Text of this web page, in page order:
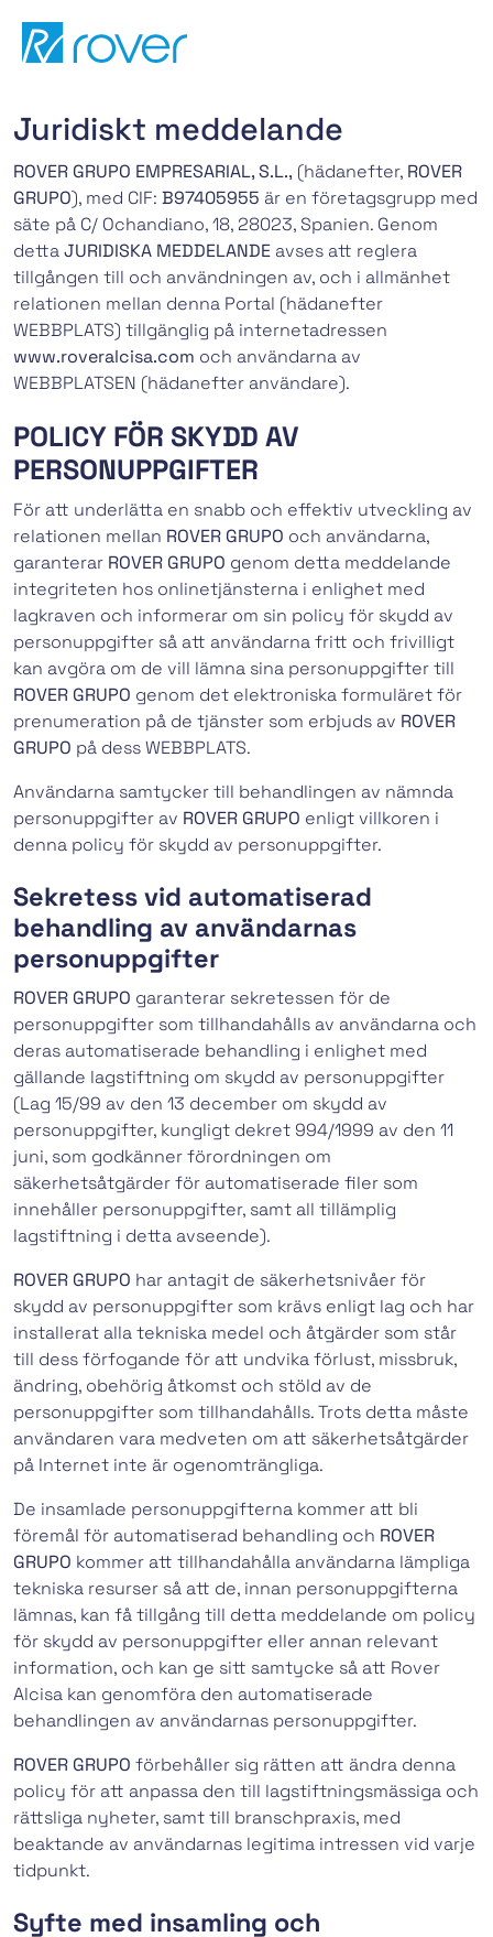
content
Juridiskt meddelande
ROVER GRUPO EMPRESARIAL, S.L., (hädanefter, ROVER
GRUPO), med CIF: B97405955 är en företagsgrupp med
säte på C/ Ochandiano, 18, 28023, Spanien. Genom
dettaJURIDISKA MEDDELANDE avses att reglera
tillgången till och användningen av, och i allmänhet
relationen mellan denna Portal (hädanefter
WEBBPLATS) tillgänglig på internetadressen
www.roveralcisa.com och användarna av
WEBBPLATSEN (hädanefter användare).
POLICY FÖR SKYDD AV
PERSONUPPGIFTER
För att underlätta en snabb och effektiv utveckling av
relationen mellan ROVER GRUPO och användarna,
garanterar ROVER GRUPO genom detta meddelande
integriteten hos onlinetjänsterna i enlighet med
lagkraven och informerar om sin policy för skydd av
personuppgifter så att användarna fritt och frivilligt
kan avgöra om de vill lämna sina personuppgifter till
ROVER GRUPO genom det elektroniska formuläret för
prenumeration på de tjänster som erbjuds av ROVER
GRUPO på dess WEBBPLATS.
Användarna samtycker till behandlingen av nämnda
personuppgifter av ROVER GRUPO enligt villkoren i
denna policy för skydd av personuppgifter.
Sekretess vid automatiserad
behandling av användarnas
personuppgifter
ROVER GRUPO garanterar sekretessen för de
personuppgifter som tillhandahålls av användarna och
deras automatiserade behandling i enlighet med
gällande lagstiftning om skydd av personuppgifter
(Lag 15/99 av den 13 december om skydd av
personuppgifter, kungligt dekret 994/1999 av den 11
juni, som godkänner förordningen om
säkerhetsåtgärder för automatiserade filer som
innehåller personuppgifter, samt all tillämplig
lagstiftning i detta avseende).
ROVER GRUPO har antagit de säkerhetsnivåer för
skydd av personuppgifter som krävs enligt lag och har
installerat alla tekniska medel och åtgärder som står
till dess förfogande för att undvika förlust, missbruk,
ändring, obehörig åtkomst och stöld av de
personuppgifter som tillhandahålls. Trots detta måste
användaren vara medveten om att säkerhetsåtgärder
på Internet inte är ogenomträngliga.
De insamlade personuppgifterna kommer att bli
föremål för automatiserad behandling och ROVER
GRUPO kommer att tillhandahålla användarna lämpliga
tekniska resurser så att de, innan personuppgifterna
lämnas, kan få tillgång till detta meddelande om policy
för skydd av personuppgifter eller annan relevant
information, och kan ge sitt samtycke så att Rover
Alcisa kan genomföra den automatiserade
behandlingen av användarnas personuppgifter.
ROVER GRUPO förbehåller sig rätten att ändra denna
policy för att anpassa den till lagstiftningsmässiga och
rättsliga nyheter, samt till branschpraxis, med
beaktande av användarnas legitima intressen vid varje
tidpunkt.
Syfte med insamling och